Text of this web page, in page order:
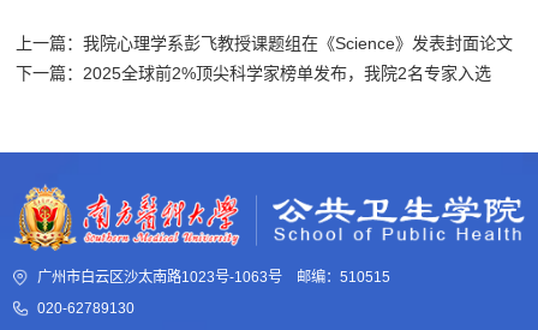
上一篇：我院心理学系彭飞教授课题组在《Science》发表封面论文
下一篇：2025全球前2%顶尖科学家榜单发布，我院2名专家入选
广州市白云区沙太南路1023号-1063号 邮编：510515
020-62789130